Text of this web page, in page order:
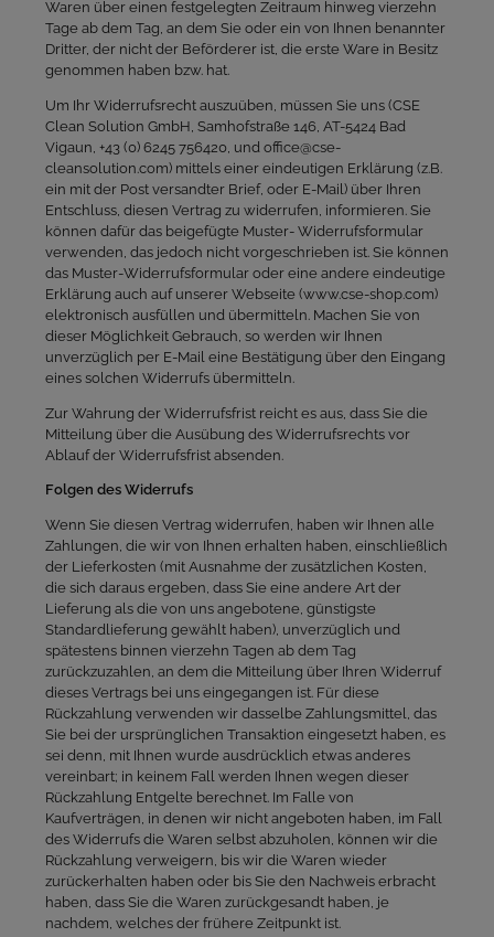
Waren über einen festgelegten Zeitraum hinweg vierzehn
Tage ab dem Tag, an dem Sie oder ein von Ihnen benannter
Dritter, der nicht der Beförderer ist, die erste Ware in Besitz
genommen haben bzw. hat.
Um Ihr Widerrufsrecht auszuüben, müssen Sie uns (CSE
Clean Solution GmbH, Samhofstraße 146, AT-5424 Bad
Vigaun, +43 (0) 6245 756420, und office@cse-
cleansolution.com) mittels einer eindeutigen Erklärung (z.B.
ein mit der Post versandter Brief, oder E-Mail) über Ihren
Entschluss, diesen Vertrag zu widerrufen, informieren. Sie
können dafür das beigefügte Muster- Widerrufsformular
verwenden, das jedoch nicht vorgeschrieben ist. Sie können
das Muster-Widerrufsformular oder eine andere eindeutige
Erklärung auch auf unserer Webseite (www.cse-shop.com)
elektronisch ausfüllen und übermitteln. Machen Sie von
dieser Möglichkeit Gebrauch, so werden wir Ihnen
unverzüglich per E-Mail eine Bestätigung über den Eingang
eines solchen Widerrufs übermitteln.
Zur Wahrung der Widerrufsfrist reicht es aus, dass Sie die
Mitteilung über die Ausübung des Widerrufsrechts vor
Ablauf der Widerrufsfrist absenden.
Folgen des Widerrufs
Wenn Sie diesen Vertrag widerrufen, haben wir Ihnen alle
Zahlungen, die wir von Ihnen erhalten haben, einschließlich
der Lieferkosten (mit Ausnahme der zusätzlichen Kosten,
die sich daraus ergeben, dass Sie eine andere Art der
Lieferung als die von uns angebotene, günstigste
Standardlieferung gewählt haben), unverzüglich und
spätestens binnen vierzehn Tagen ab dem Tag
zurückzuzahlen, an dem die Mitteilung über Ihren Widerruf
dieses Vertrags bei uns eingegangen ist. Für diese
Rückzahlung verwenden wir dasselbe Zahlungsmittel, das
Sie bei der ursprünglichen Transaktion eingesetzt haben, es
sei denn, mit Ihnen wurde ausdrücklich etwas anderes
vereinbart; in keinem Fall werden Ihnen wegen dieser
Rückzahlung Entgelte berechnet. Im Falle von
Kaufverträgen, in denen wir nicht angeboten haben, im Fall
des Widerrufs die Waren selbst abzuholen, können wir die
Rückzahlung verweigern, bis wir die Waren wieder
zurückerhalten haben oder bis Sie den Nachweis erbracht
haben, dass Sie die Waren zurückgesandt haben, je
nachdem, welches der frühere Zeitpunkt ist.